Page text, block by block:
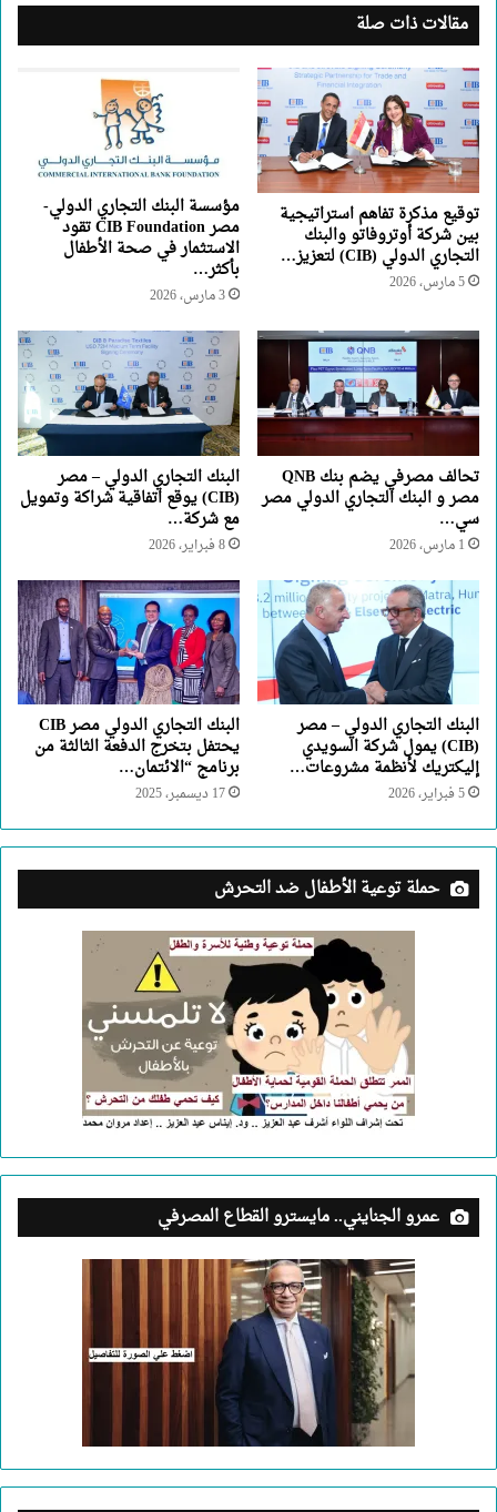
مقالات ذات صلة
توقيع مذكرة تفاهم استراتيجية
بين شركة أوتروفاتو والبنك
التجاري الدولي (CIB) لتعزيز…
5 مارس، 2026
مؤسسة البنك التجاري الدولي-
مصر CIB Foundation تقود
الاستثمار في صحة الأطفال
بأكثر…
3 مارس، 2026
تحالف مصرفي يضم بنك QNB
مصر و البنك التجاري الدولي مصر
سي…
1 مارس، 2026
البنك التجاري الدولي – مصر
(CIB) يوقع اتفاقية شراكة وتمويل
مع شركة…
8 فبراير، 2026
البنك التجاري الدولي – مصر
(CIB) يمول شركة السويدي
إليكتريك لأنظمة مشروعات…
5 فبراير، 2026
البنك التجاري الدولي مصر CIB
يحتفل بتخرج الدفعة الثالثة من
برنامج “الائتمان…
17 ديسمبر، 2025
حملة توعية الأطفال ضد التحرش
عمرو الجنايني.. مايسترو القطاع المصرفي